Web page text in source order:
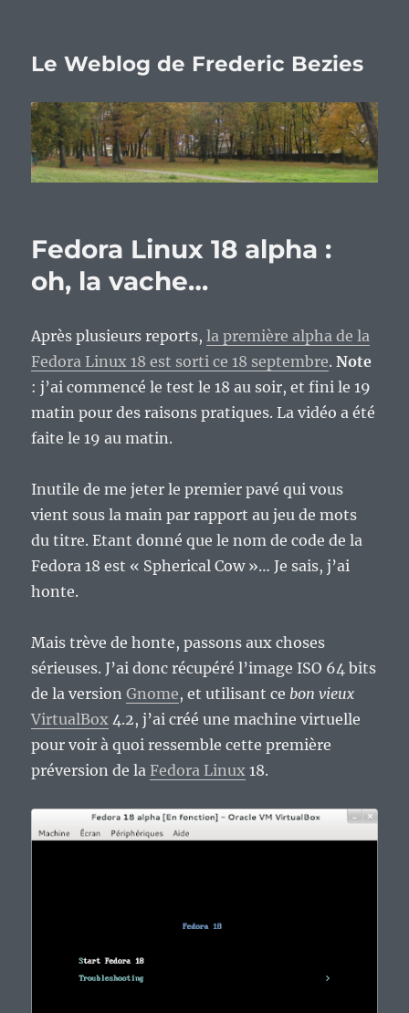
Le Weblog de Frederic Bezies
Fedora Linux 18 alpha :
oh, la vache…
Après plusieurs reports,la première alpha de la
Fedora Linux 18 est sorti ce 18 septembre.Note
: j’ai commencé le test le 18 au soir, et fini le 19
matin pour des raisons pratiques. La vidéo a été
faite le 19 au matin.
Inutile de me jeter le premier pavé qui vous
vient sous la main par rapport au jeu de mots
du titre. Etant donné que le nom de code de la
Fedora 18 est « Spherical Cow »… Je sais, j’ai
honte.
Mais trève de honte, passons aux choses
sérieuses. J’ai donc récupéré l’image ISO 64 bits
de la versionGnome, et utilisant ce bon vieux
VirtualBox 4.2, j’ai créé une machine virtuelle
pour voir à quoi ressemble cette première
préversion de laFedora Linux 18.